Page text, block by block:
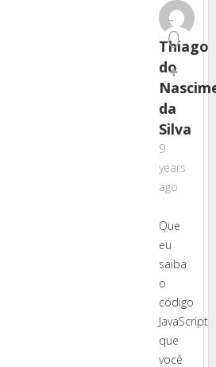
Thiago
do
da
Silva
9
years
ago
-
0
Que
eu
saiba
o
código
JavaScript
que
você